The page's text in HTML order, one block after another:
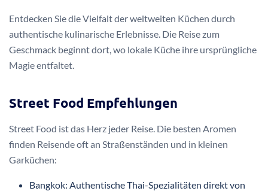
Entdecken Sie die Vielfalt der weltweiten Küchen durch
authentische kulinarische Erlebnisse. Die Reise zum
Geschmack beginnt dort, wo lokale Küche ihre ursprüngliche
Magie entfaltet.
Street Food Empfehlungen
Street Food ist das Herz jeder Reise. Die besten Aromen
finden Reisende oft an Straßenständen und in kleinen
Garküchen:
Bangkok: Authentische Thai-Spezialitäten direkt von